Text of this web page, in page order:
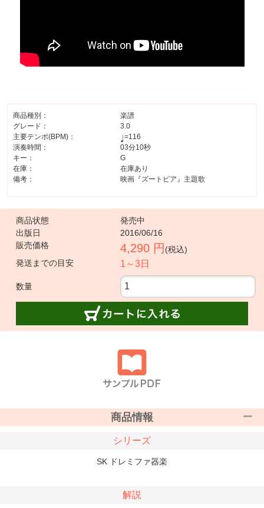
商品種別：
楽譜
グレード：
3.0
主要テンポ(BPM)：
=116
演奏時間：
03分10秒
キー：
G
在庫：
在庫あり
備考：
映画『ズートピア』主題歌
商品状態
発売中
出版日
2016/06/16
販売価格
4,290 円 (税込)
発送までの目安
1～3日
数量
商品情報
シリーズ
SK ドレミファ器楽
解説